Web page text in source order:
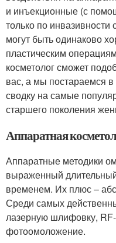
и инъекционные (с
только по
могут быть одинаково
пластическим
косметолог сможет
вас, а мы постараемся в
сводку на самые
старшего поколения
Аппаратная
Аппаратные методики
выраженный
временем. Их плюс –
Среди самых
лазерную шлифовку,
фотоомоложение.